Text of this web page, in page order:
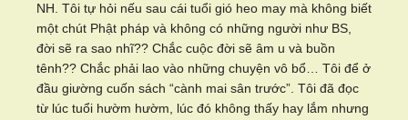
NH. Tôi tự hỏi nếu sau cái tuổi gió heo may mà không biết
một chút Phật pháp và không có những người như BS,
đời sẽ ra sao nhĩ?? Chắc cuộc đời sẽ âm u và buồn
tênh?? Chắc phải lao vào những chuyện vô bổ… Tôi để ở
đầu giường cuốn sách “cành mai sân trước”. Tôi đã đọc
từ lúc tuổi hườm hườm, lúc đó không thấy hay lắm nhưng